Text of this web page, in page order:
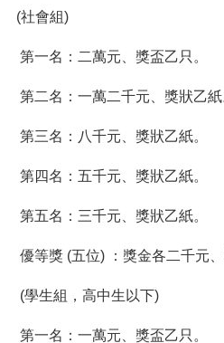
(社會組)
第一名：二萬元、獎盃乙只。
第二名：一萬二千元、獎狀乙紙
第三名：八千元、獎狀乙紙。
第四名：五千元、獎狀乙紙。
第五名：三千元、獎狀乙紙。
優等獎 (五位) ：獎金各二千元、
(學生組，高中生以下)
第一名：一萬元、獎盃乙只。